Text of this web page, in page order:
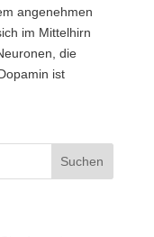
angenehmen
im Mittelhirn
die
ist